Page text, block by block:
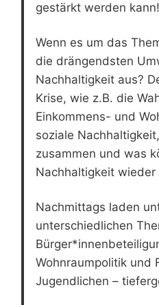
gestärkt werden kann!
Wenn es um das
die drängendsten
Nachhaltigkeit aus?
Krise, wie z.B. die
Einkommens- und
soziale
zusammen und was
Nachhaltigkeit
Nachmittags laden
unterschiedlichen
Wohnraumpolitik und
Jugendlichen –